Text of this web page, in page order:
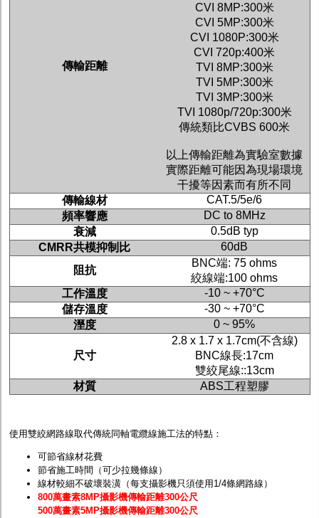
傳輸距離
CVI 8MP:300米
CVI 5MP:300米
CVI 1080P:300米
CVI 720p:400米
TVI 8MP:300米
TVI 5MP:300米
TVI 3MP:300米
TVI 1080p/720p:300米
傳統類比CVBS 600米
以上傳輸距離為實驗室數據
實際距離可能因為現場環境
干擾等因素而有所不同
傳輸線材
CAT.5/5e/6
頻率響應
DC to 8MHz
衰減
0.5dB typ
CMRR共模抑制比
60dB
阻抗
BNC端: 75 ohms
絞線端:100 ohms
工作溫度
-10 ~ +70°C
儲存溫度
-30 ~ +70°C
溼度
0 ~ 95%
尺寸
2.8 x 1.7 x 1.7cm(不含線)
BNC線長:17cm
雙絞尾線::13cm
材質
ABS工程塑膠
使用雙絞網路線取代傳統同軸電纜線施工法的特點：
可節省線材花費
節省施工時間（可少拉幾條線）
線材較細不破壞裝潢（每支攝影機只須使用1/4條網路線）
800萬畫素8MP攝影機傳輸距離300公尺
500萬畫素5MP攝影機傳輸距離300公尺